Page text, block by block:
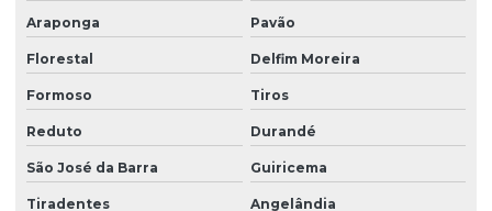
Araponga Pavão
Florestal Delfim Moreira
Formoso Tiros
Reduto Durandé
São José da Barra Guiricema
Tiradentes Angelândia